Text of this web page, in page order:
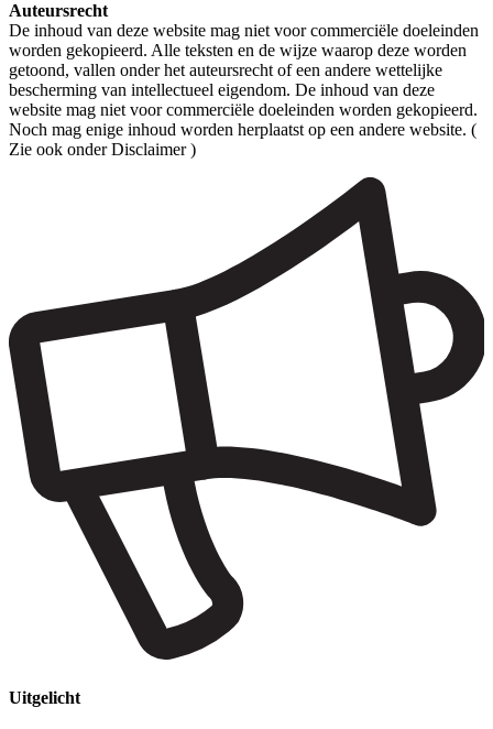
Auteursrecht
De inhoud van deze website mag niet voor commerciële doeleinden
worden gekopieerd. Alle teksten en de wijze waarop deze worden
getoond, vallen onder het auteursrecht of een andere wettelijke
bescherming van intellectueel eigendom. De inhoud van deze
website mag niet voor commerciële doeleinden worden gekopieerd.
Noch mag enige inhoud worden herplaatst op een andere website. (
Zie ook onder Disclaimer )
Uitgelicht